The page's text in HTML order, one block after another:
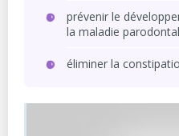
prévenir le
la maladie
éliminer la